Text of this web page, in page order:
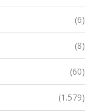
(6)
(8)
(60)
(1.579)